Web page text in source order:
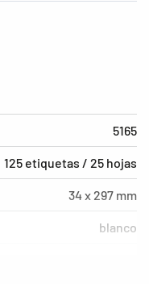
5165
125 etiquetas / 25 hojas
34 x 297 mm
blanco